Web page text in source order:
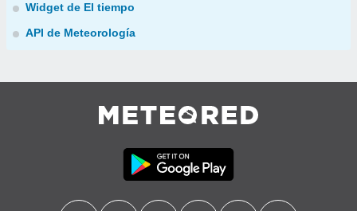
Widget de El tiempo
API de Meteorología